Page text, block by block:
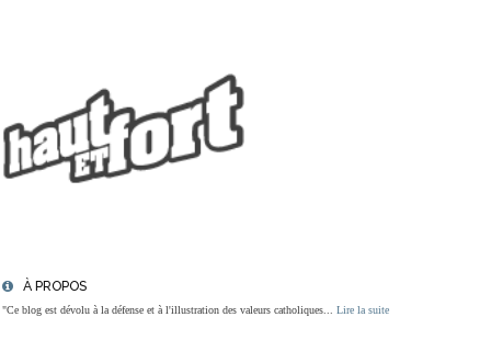
À PROPOS
"Ce blog est dévolu à la défense et à l'illustration des valeurs catholiques... Lire la suite